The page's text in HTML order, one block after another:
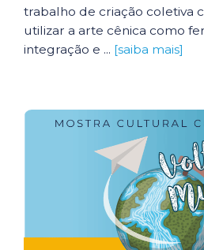
trabalho de criação coletiva
utilizar a arte cênica como
integração e ... [saiba mais]